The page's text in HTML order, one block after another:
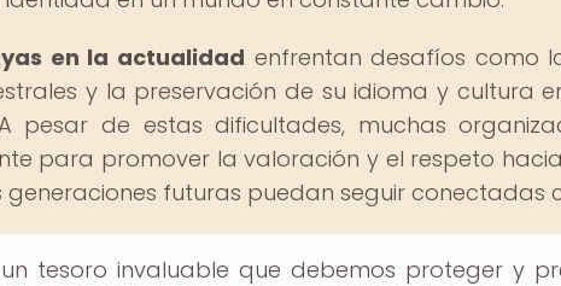
en la actualidad enfrentan desafíos como
y la preservación de su idioma y cultura
pesar de estas dificultades, muchas
para promover la valoración y el respeto
futuras puedan seguir conectadas
tesoro invaluable que debemos proteger y